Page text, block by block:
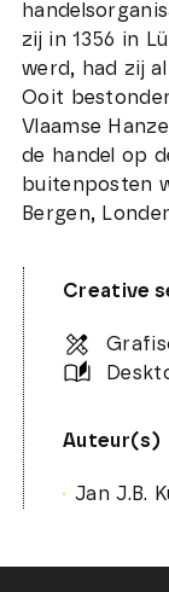
zij in 1356 in
werd, had zij
Ooit
Vlaamse
de handel op
buitenposten
Bergen,
Creative
Auteur(s)
Jan J.B.